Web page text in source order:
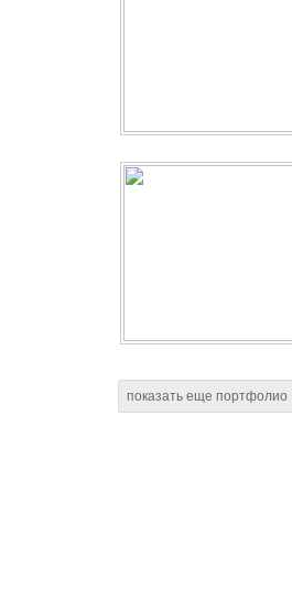
показать еще портфолио